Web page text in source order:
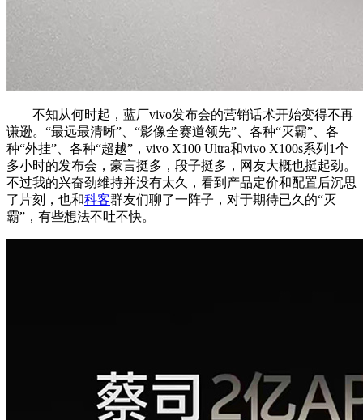
不知从何时起，蓝厂vivo发布会的营销话术开始变得不再
谦逊。“最远最清晰”、“影像全赛道领先”、各种“灭霸”、各
种“外挂”、各种“超越”，vivo X100 Ultra和vivo X100s系列1个
多小时的发布会，豪言挺多，段子挺多，网友大概也挺起劲。
不过我的兴奋劲维持并没有太久，看到产品定价和配置后沉思
了片刻，也和科客群友们聊了一阵子，对于期待已久的“灭
霸”，有些想法不吐不快。